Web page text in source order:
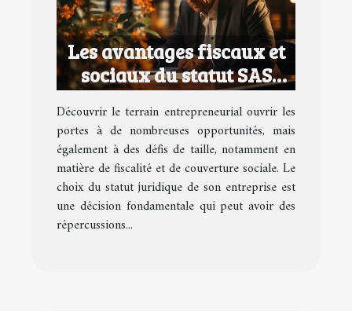
Les avantages fiscaux et
sociaux du statut SAS
pour les entrepreneurs
Découvrir le terrain entrepreneurial ouvrir les
portes à de nombreuses opportunités, mais
également à des défis de taille, notamment en
matière de fiscalité et de couverture sociale. Le
choix du statut juridique de son entreprise est
une décision fondamentale qui peut avoir des
répercussions...